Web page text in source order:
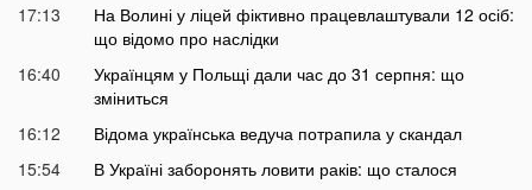
17:13
На Волині у ліцей фіктивно працевлаштували 12 осіб:
що відомо про наслідки
16:40
Українцям у Польщі дали час до 31 серпня: що
зміниться
16:12
Відома українська ведуча потрапила у скандал
15:54
В Україні заборонять ловити раків: що сталося